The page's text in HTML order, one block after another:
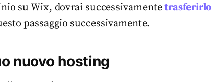
su Wix, dovrai successivamentetrasferirlo
passaggio successivamente.
nuovo hosting